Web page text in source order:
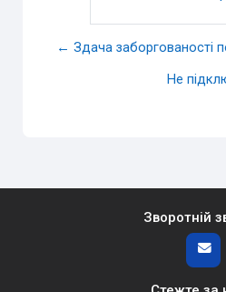
← Здача заборгованості
Не
Зворотній